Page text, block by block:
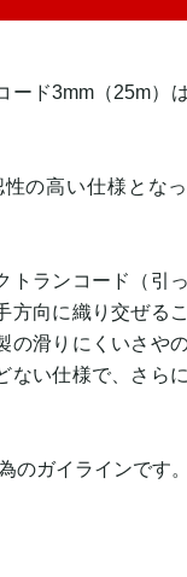
ード3mm（25m）
の高い仕様とな
トランコード（引
方向に織り交ぜる
の滑りにくいさや
ない仕様で、さら
のガイラインです。